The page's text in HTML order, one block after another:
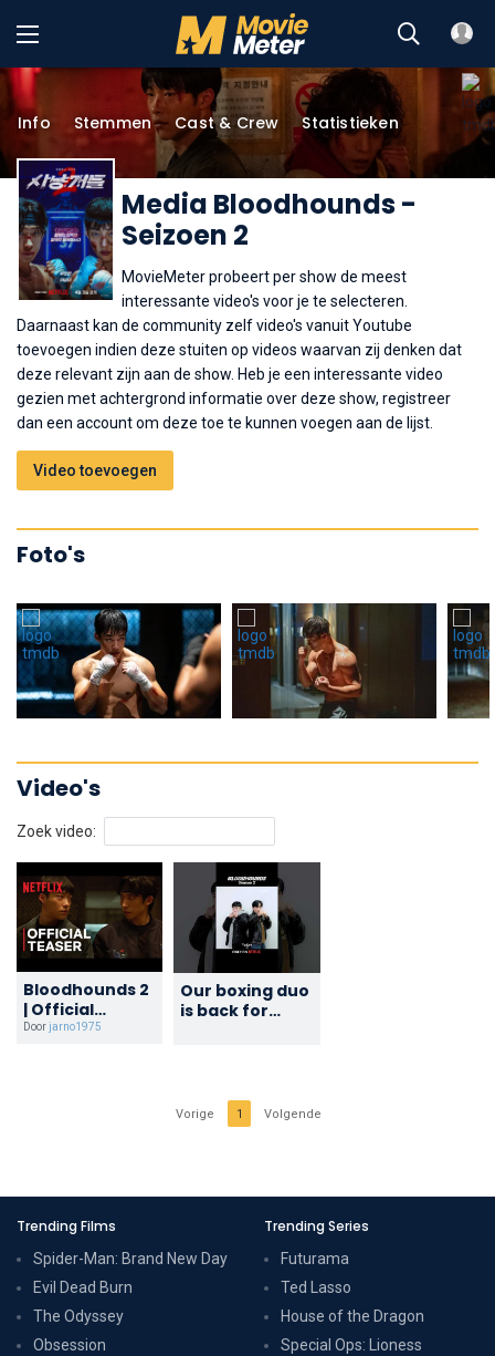
Info Stemmen Cast & Crew Statistieken
Media Bloodhounds -
Seizoen 2
MovieMeter probeert per show de meest
interessante video's voor je te selecteren.
Daarnaast kan de community zelf video's vanuit Youtube
toevoegen indien deze stuiten op videos waarvan zij denken dat
deze relevant zijn aan de show. Heb je een interessante video
gezien met achtergrond informatie over deze show, registreer
dan een account om deze toe te kunnen voegen aan de lijst.
Video toevoegen
Foto's
Video's
Zoek video:
Bloodhounds 2
| Official
Teaser | Netflix
Doorjarno1975
Our boxing duo
is back for
Vorige 1 Volgende
Trending Films
Spider-Man: Brand New Day
Evil Dead Burn
The Odyssey
Obsession
Trending Series
Futurama
Ted Lasso
House of the Dragon
Special Ops: Lioness